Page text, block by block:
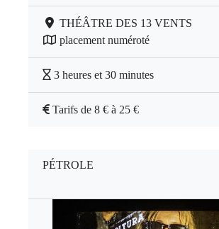
THÉÂTRE DES 13 VENTS
placement numéroté
3 heures et 30 minutes
Tarifs de 8 € à 25 €
PÉTROLE